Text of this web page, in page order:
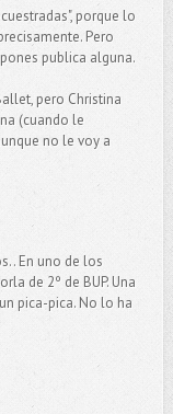
porque lo
Pero
publica alguna.
pero Christina
(cuando le
no le voy a
En uno de los
de 2º de BUP. Una
pica-pica. No lo ha